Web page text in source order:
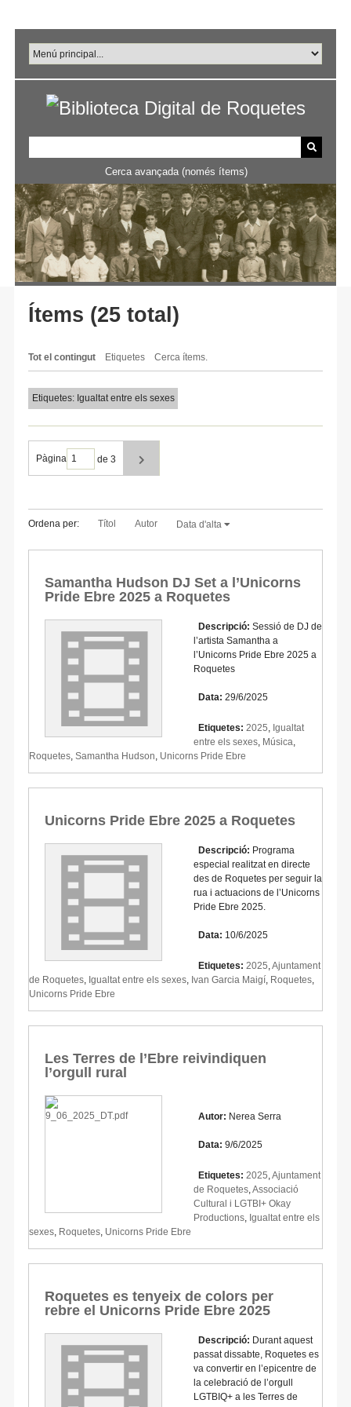
principal
Cerca avançada (només ítems)
Ítems (25 total)
Tot el contingut Etiquetes Cerca ítems.
Etiquetes: Igualtat entre els sexes
Pàgina de 3
Ordena per: Títol Autor Data d'alta
Samantha Hudson DJ Set a l’Unicorns
Pride Ebre 2025 a Roquetes
Descripció: Sessió de DJ de
l’artista Samantha a
l’Unicorns Pride Ebre 2025 a
Roquetes
Data: 29/6/2025
Etiquetes: 2025 Igualtat
entre els sexes Música
Roquetes Samantha Hudson Unicorns Pride Ebre
Unicorns Pride Ebre 2025 a Roquetes
Descripció: Programa
especial realitzat en directe
des de Roquetes per seguir la
rua i actuacions de l’Unicorns
Pride Ebre 2025.
Data: 10/6/2025
Etiquetes: 2025 Ajuntament
de Roquetes Igualtat entre els sexes Ivan Garcia Maigí Roquetes
Unicorns Pride Ebre
Les Terres de l’Ebre reivindiquen
l’orgull rural
Autor: Nerea Serra
Data: 9/6/2025
Etiquetes: 2025 Ajuntament
de Roquetes Associació
Cultural i LGTBI+ Okay
Productions Igualtat entre els
sexes Roquetes Unicorns Pride Ebre
Roquetes es tenyeix de colors per
rebre el Unicorns Pride Ebre 2025
Descripció: Durant aquest
passat dissabte, Roquetes es
va convertir en l’epicentre de
la celebració de l’orgull
LGTBIQ+ a les Terres de